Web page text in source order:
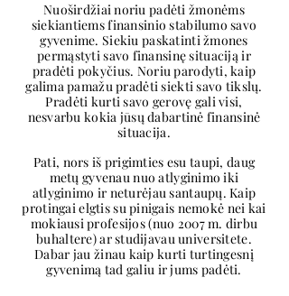
Nuoširdžiai noriu padėti žmonėms
siekiantiems finansinio stabilumo savo
gyvenime. Siekiu paskatinti žmones
permąstyti savo finansinę situaciją ir
pradėti pokyčius. Noriu parodyti, kaip
galima pamažu pradėti siekti savo tikslų.
Pradėti kurti savo gerovę gali visi,
nesvarbu kokia jūsų dabartinė finansinė
situacija.
Pati, nors iš prigimties esu taupi, daug
metų gyvenau nuo atlyginimo iki
atlyginimo ir neturėjau santaupų. Kaip
protingai elgtis su pinigais nemokė nei kai
mokiausi profesijos (nuo 2007 m. dirbu
buhaltere) ar studijavau universitete.
Dabar jau žinau kaip kurti turtingesnį
gyvenimą tad galiu ir jums padėti.